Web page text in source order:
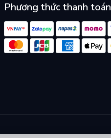
Phương thức thanh toán